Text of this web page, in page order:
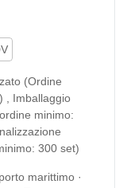
(Ordine
, Imballaggio
minimo:
300 set)
marittimo ·